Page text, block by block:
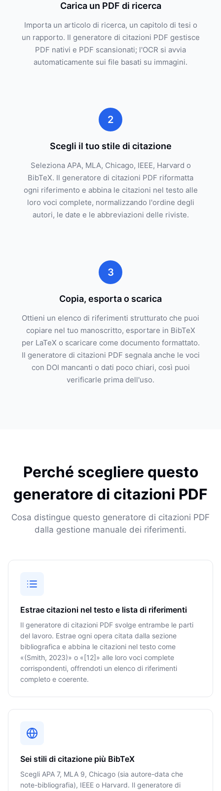
Carica un PDF di ricerca
Importa un articolo di ricerca, un capitolo di tesi o
un rapporto. Il generatore di citazioni PDF gestisce
PDF nativi e PDF scansionati; l'OCR si avvia
automaticamente sui file basati su immagini.
2
Scegli il tuo stile di citazione
Seleziona APA, MLA, Chicago, IEEE, Harvard o
BibTeX. Il generatore di citazioni PDF riformatta
ogni riferimento e abbina le citazioni nel testo alle
loro voci complete, normalizzando l'ordine degli
autori, le date e le abbreviazioni delle riviste.
3
Copia, esporta o scarica
Ottieni un elenco di riferimenti strutturato che puoi
copiare nel tuo manoscritto, esportare in BibTeX
per LaTeX o scaricare come documento formattato.
Il generatore di citazioni PDF segnala anche le voci
con DOI mancanti o dati poco chiari, così puoi
verificarle prima dell'uso.
Perché scegliere questo
generatore di citazioni PDF
Cosa distingue questo generatore di citazioni PDF
dalla gestione manuale dei riferimenti.
Estrae citazioni nel testo e lista di riferimenti
Il generatore di citazioni PDF svolge entrambe le parti
del lavoro. Estrae ogni opera citata dalla sezione
bibliografica e abbina le citazioni nel testo come
«(Smith, 2023)» o «[12]» alle loro voci complete
corrispondenti, offrendoti un elenco di riferimenti
completo e coerente.
Sei stili di citazione più BibTeX
Scegli APA 7, MLA 9, Chicago (sia autore-data che
note-bibliografia), IEEE o Harvard. Il generatore di